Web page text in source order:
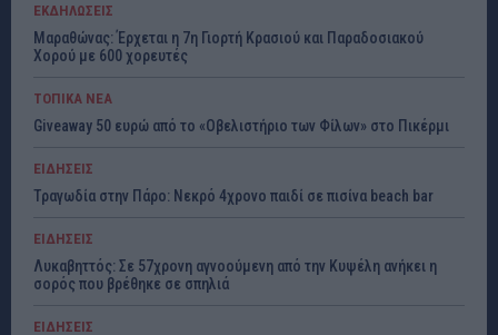
ΕΚΔΗΛΩΣΕΙΣ
Μαραθώνας: Έρχεται η 7η Γιορτή Κρασιού και Παραδοσιακού
Χορού με 600 χορευτές
ΤΟΠΙΚΑ ΝΕΑ
Giveaway 50 ευρώ από το «Οβελιστήριο των Φίλων» στο Πικέρμι
ΕΙΔΗΣΕΙΣ
Τραγωδία στην Πάρο: Νεκρό 4χρονο παιδί σε πισίνα beach bar
ΕΙΔΗΣΕΙΣ
Λυκαβηττός: Σε 57χρονη αγνοούμενη από την Κυψέλη ανήκει η
σορός που βρέθηκε σε σπηλιά
ΕΙΔΗΣΕΙΣ